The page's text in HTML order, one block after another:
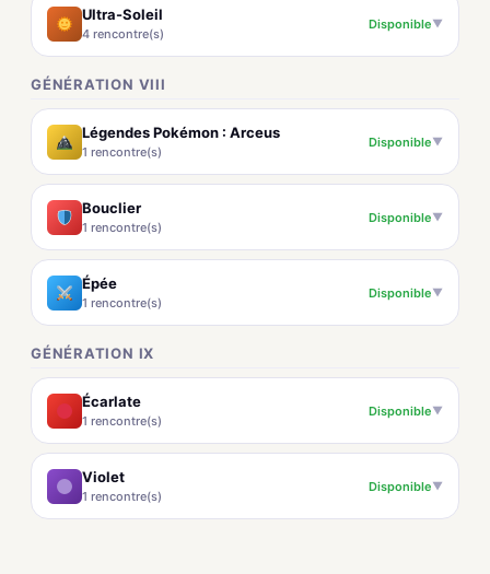
Ultra-Soleil
4 rencontre(s)
Disponible▼
GÉNÉRATION VIII
Légendes Pokémon : Arceus
1 rencontre(s)
Disponible▼
Bouclier
1 rencontre(s)
Disponible▼
Épée
1 rencontre(s)
Disponible▼
GÉNÉRATION IX
Écarlate
1 rencontre(s)
Disponible▼
Violet
1 rencontre(s)
Disponible▼